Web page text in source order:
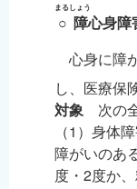
○障
まるしょう
心身障
心身に障
し、医療保
対象 次の
（1）身体
障がいのあ
度・2度か